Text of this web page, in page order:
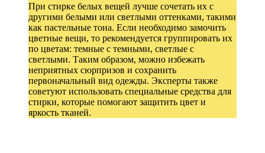
При стирке белых вещей лучше сочетать их с
другими белыми или светлыми оттенками, такими
как пастельные тона. Если необходимо замочить
цветные вещи, то рекомендуется группировать их
по цветам: темные с темными, светлые с
светлыми. Таким образом, можно избежать
неприятных сюрпризов и сохранить
первоначальный вид одежды. Эксперты также
советуют использовать специальные средства для
стирки, которые помогают защитить цвет и
яркость тканей.